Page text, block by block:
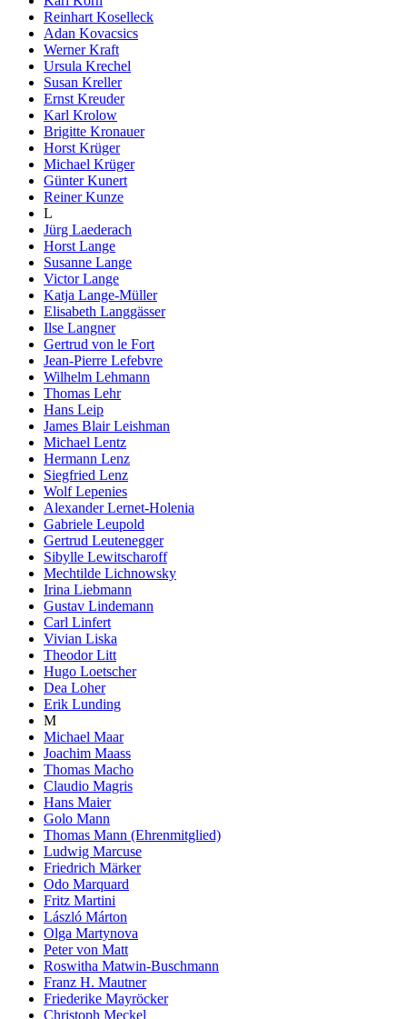
Reinhart Koselleck
Adan Kovacsics
Werner Kraft
Ursula Krechel
Susan Kreller
Ernst Kreuder
Karl Krolow
Brigitte Kronauer
Horst Krüger
Michael Krüger
Günter Kunert
Reiner Kunze
L
Jürg Laederach
Horst Lange
Susanne Lange
Victor Lange
Katja Lange-Müller
Elisabeth Langgässer
Ilse Langner
Gertrud von le Fort
Jean-Pierre Lefebvre
Wilhelm Lehmann
Thomas Lehr
Hans Leip
James Blair Leishman
Michael Lentz
Hermann Lenz
Siegfried Lenz
Wolf Lepenies
Alexander Lernet-Holenia
Gabriele Leupold
Gertrud Leutenegger
Sibylle Lewitscharoff
Mechtilde Lichnowsky
Irina Liebmann
Gustav Lindemann
Carl Linfert
Vivian Liska
Theodor Litt
Hugo Loetscher
Dea Loher
Erik Lunding
M
Michael Maar
Joachim Maass
Thomas Macho
Claudio Magris
Hans Maier
Golo Mann
Thomas Mann (Ehrenmitglied)
Ludwig Marcuse
Friedrich Märker
Odo Marquard
Fritz Martini
László Márton
Olga Martynova
Peter von Matt
Roswitha Matwin-Buschmann
Franz H. Mautner
Friederike Mayröcker
Christoph Meckel